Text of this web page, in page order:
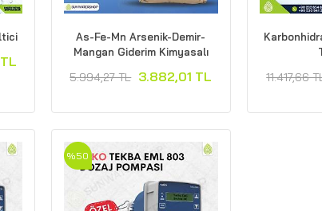
As-Fe-Mn Arsenik-Demir-
Mangan Giderim Kimyasalı
5.994,27 TL 3.882,01 TL 11.417,66
%50